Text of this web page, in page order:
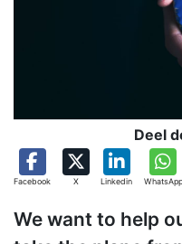
Deel
Facebook X Linkedin WhatsApp
We want to help